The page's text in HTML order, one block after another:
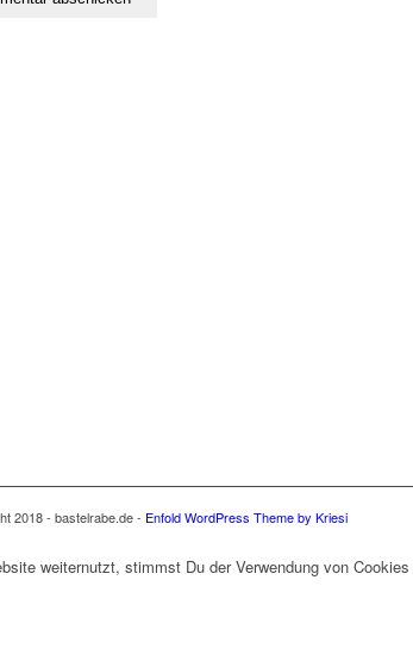
2018 - bastelrabe.de - Enfold WordPress Theme by Kriesi
weiternutzt, stimmst Du der Verwendung von